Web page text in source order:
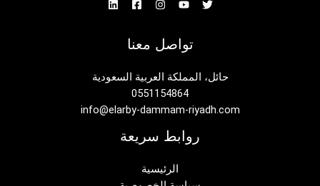
تواصل معنا
حائل، المملكة العربية السعودية
0551154864
info@elarby-dammam-riyadh.com
روابط سريعة
الرئيسية